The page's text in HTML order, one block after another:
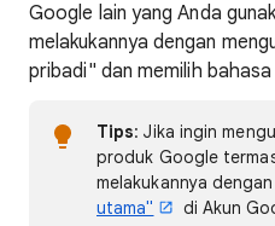
Google lain yang Anda
melakukannya dengan
pribadi" dan memilih
Tips: Jika ingin
produk Google
melakukannya dengan
utama"
di Akun